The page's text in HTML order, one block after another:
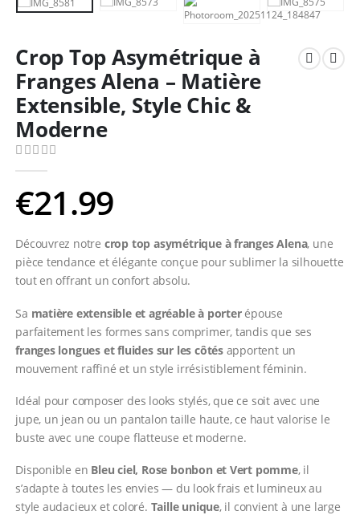
Crop Top Asymétrique à
Franges Alena – Matière
Extensible, Style Chic &
Moderne
0Sur 5
€21.99
Découvrez notre crop top asymétrique à franges Alena, une
pièce tendance et élégante conçue pour sublimer la silhouette
tout en offrant un confort absolu.
Sa matière extensible et agréable à porterépouse
parfaitement les formes sans comprimer, tandis que ses
franges longues et fluides sur les côtésapportent un
mouvement raffiné et un style irrésistiblement féminin.
Idéal pour composer des looks stylés, que ce soit avec une
jupe, un jean ou un pantalon taille haute, ce haut valorise le
buste avec une coupe flatteuse et moderne.
Disponible en Bleu ciel, Rose bonbon et Vert pomme, il
s’adapte à toutes les envies — du look frais et lumineux au
style audacieux et coloré. Taille unique, il convient à une large